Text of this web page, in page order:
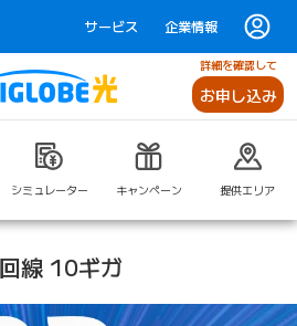
サービス 企業情報
詳細を確認して
お申し込み
シミュレーター キャンペーン 提供エリア
線 10ギガ